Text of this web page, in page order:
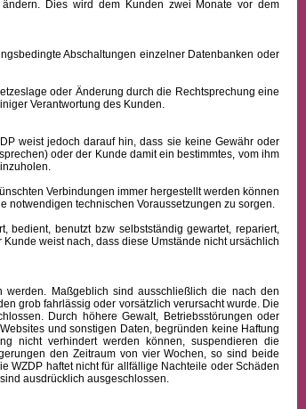
Dies wird dem Kunden zwei Monate vor dem
Abschaltungen einzelner Datenbanken oder
oder Änderung durch die Rechtsprechung eine
Verantwortung des Kunden.
weist jedoch darauf hin, dass sie keine Gewähr oder
oder der Kunde damit ein bestimmtes, vom ihm
Verbindungen immer hergestellt werden können
notwendigen technischen Voraussetzungen zu sorgen.
benutzt bzw selbstständig gewartet, repariert,
weist nach, dass diese Umstände nicht ursächlich
Maßgeblich sind ausschließlich die nach den
grob fahrlässig oder vorsätzlich verursacht wurde. Die
Durch höhere Gewalt, Betriebsstörungen oder
und sonstigen Daten, begründen keine Haftung
nicht verhindert werden können, suspendieren die
den Zeitraum von vier Wochen, so sind beide
WZDP haftet nicht für allfällige Nachteile oder Schäden
ausdrücklich ausgeschlossen.